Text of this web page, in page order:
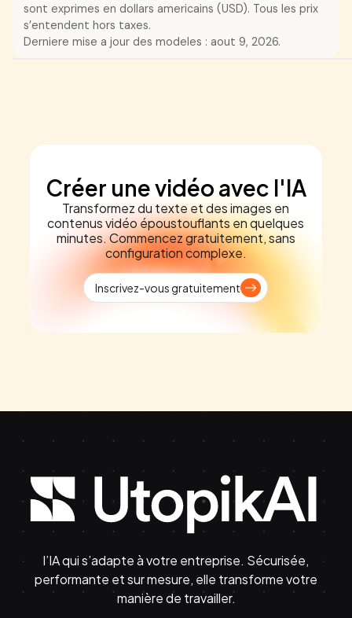
sont exprimes en dollars americains (USD). Tous les prix
s’entendent hors taxes.
Derniere mise a jour des modeles : aout 9, 2026.
Créer une vidéo avec l'IA
Transformez du texte et des images en
contenus vidéo époustouflants en quelques
minutes. Commencez gratuitement, sans
configuration complexe.
Inscrivez-vous gratuitement
l’IA qui s’adapte à votre entreprise. Sécurisée,
performante et sur mesure, elle transforme votre
manière de travailler.